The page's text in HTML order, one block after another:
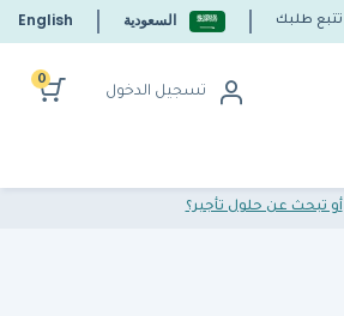
تتبع طلبك السعودية English
تسجيل الدخول
0
أو تبحث عن حلول تأجير؟